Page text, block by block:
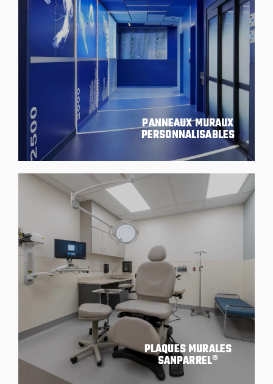
PANNEAUX MURAUX
PERSONNALISABLES
PLAQUES MURALES
SANPARREL®